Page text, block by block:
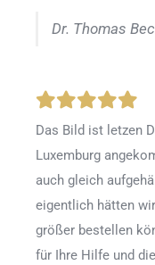
Dr. Thomas
Das Bild ist letzen
Luxemburg
auch gleich
eigentlich hätten
größer bestellen
für Ihre Hilfe und